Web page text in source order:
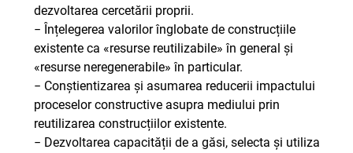
dezvoltarea cercetării proprii.
− Înțelegerea valorilor înglobate de construcțiile
existente ca «resurse reutilizabile» în general și
«resurse neregenerabile» în particular.
− Conștientizarea și asumarea reducerii impactului
proceselor constructive asupra mediului prin
reutilizarea construcțiilor existente.
− Dezvoltarea capacității de a găsi, selecta și utiliza